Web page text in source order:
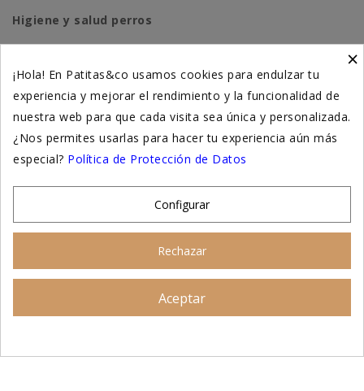
Higiene y salud perros
Suplementación natural
Otros
×
¡Hola! En Patitas&co usamos cookies para endulzar tu
experiencia y mejorar el rendimiento y la funcionalidad de
nuestra web para que cada visita sea única y personalizada.
¿Nos permites usarlas para hacer tu experiencia aún más
especial? Política de Protección de Datos
Configurar
Rechazar
Aceptar